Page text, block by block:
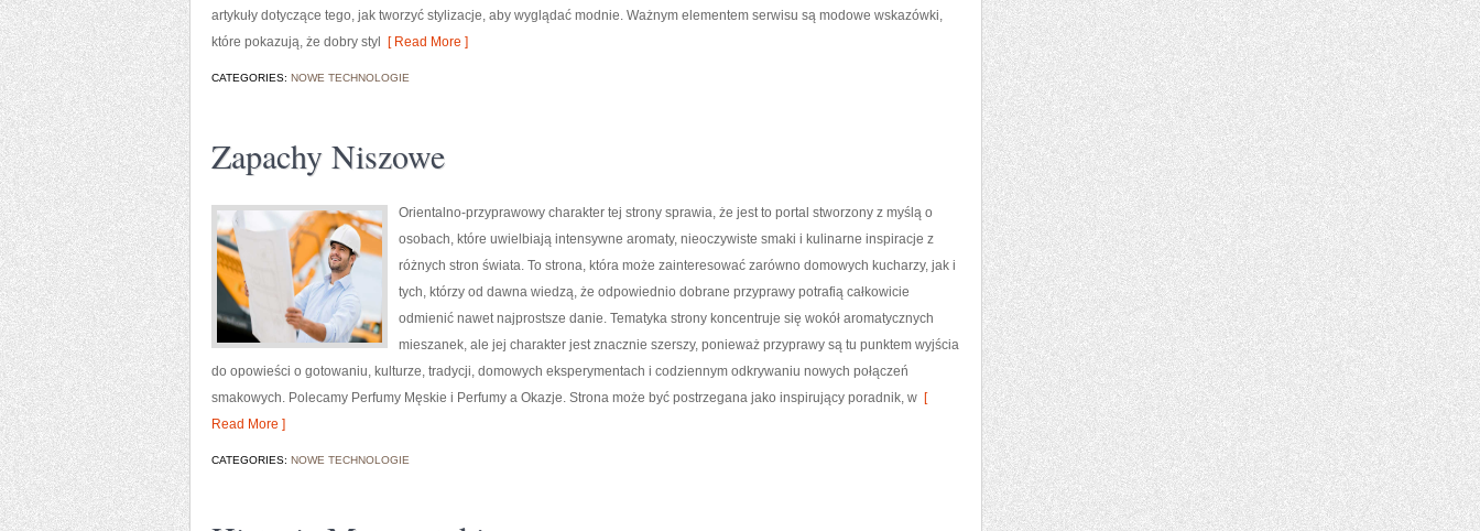
artykuły dotyczące tego, jak tworzyć stylizacje, aby wyglądać modnie. Ważnym elementem serwisu są modowe wskazówki,
które pokazują, że dobry styl
[ Read More ]
CATEGORIES: NOWE TECHNOLOGIE
Zapachy Niszowe
Orientalno-przyprawowy charakter tej strony sprawia, że jest to portal stworzony z myślą o
osobach, które uwielbiają intensywne aromaty, nieoczywiste smaki i kulinarne inspiracje z
różnych stron świata. To strona, która może zainteresować zarówno domowych kucharzy, jak i
tych, którzy od dawna wiedzą, że odpowiednio dobrane przyprawy potrafią całkowicie
odmienić nawet najprostsze danie. Tematyka strony koncentruje się wokół aromatycznych
mieszanek, ale jej charakter jest znacznie szerszy, ponieważ przyprawy są tu punktem wyjścia
do opowieści o gotowaniu, kulturze, tradycji, domowych eksperymentach i codziennym odkrywaniu nowych połączeń
smakowych. Polecamy Perfumy Męskie i Perfumy a Okazje. Strona może być postrzegana jako inspirujący poradnik, w [
Read More ]
CATEGORIES: NOWE TECHNOLOGIE